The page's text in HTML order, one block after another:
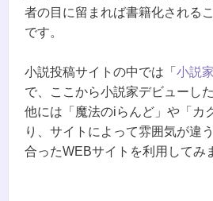
者の目に留まれば書籍化される
です。
小説投稿サイトの中では「 小説
で、ここから小説家デビューし
他には「魔法のiらんど」や「カ
り、サイトによって雰囲気が違
合ったWEBサイトを利用してみ